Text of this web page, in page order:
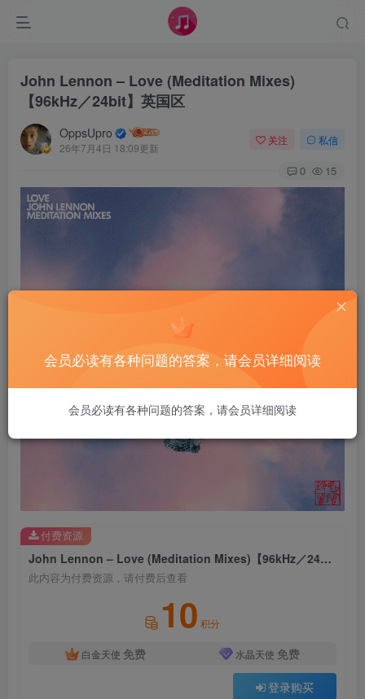
John Lennon – Love (Meditation Mixes)
【96kHz／24bit】英国区
OppsUpro
26年7月4日 18:09更新
关注 私信
0 15
John Lennon – Love (Meditation Mixes)【96kHz／24bit】英国区
此内容为付费资源，请付费后查看
10 积分
白金天使 免费 水晶天使 免费
登录购买
付费资源
会员必读有各种问题的答案，请会员详细阅读
会员必读有各种问题的答案，请会员详细阅读